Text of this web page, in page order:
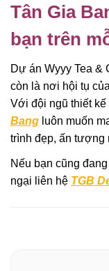
Tân Gia
bạn trên
Dự án Wyyy Tea &
còn là nơi hội tụ
Với đội ngũ thiết
Bang luôn muốn
trình đẹp, ấn tượng
Nếu bạn cũng
ngại liên hệ TGB